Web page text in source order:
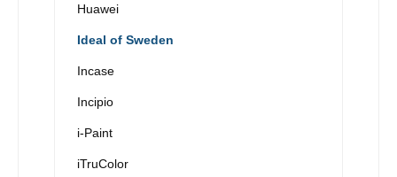
Huawei
Ideal of Sweden
Incase
Incipio
i-Paint
iTruColor